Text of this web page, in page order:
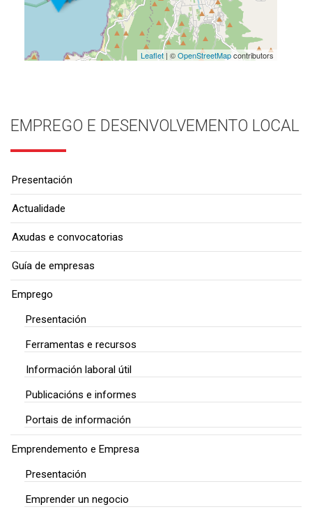
Leaflet| ©OpenStreetMapcontributors
EMPREGO E DESENVOLVEMENTO LOCAL
Presentación
Actualidade
Axudas e convocatorias
Guía de empresas
Emprego
Presentación
Ferramentas e recursos
Información laboral útil
Publicacións e informes
Portais de información
Emprendemento e Empresa
Presentación
Emprender un negocio